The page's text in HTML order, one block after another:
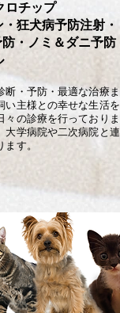
チップ
狂犬病予防注射・
ノミ＆ダニ予防
予防・最適な治療ま
様との幸せな生活を
診療を行っておりま
病院や二次病院と
す。